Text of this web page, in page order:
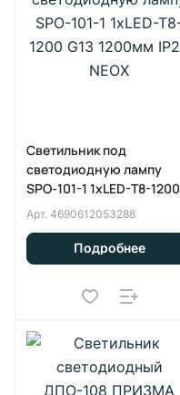
Светильник под
светодиодную лампу
SPO-101-1 1хLED-T8-1200
G13 1200мм IP20 NEOX
Арт. 4690612053288
Подробнее